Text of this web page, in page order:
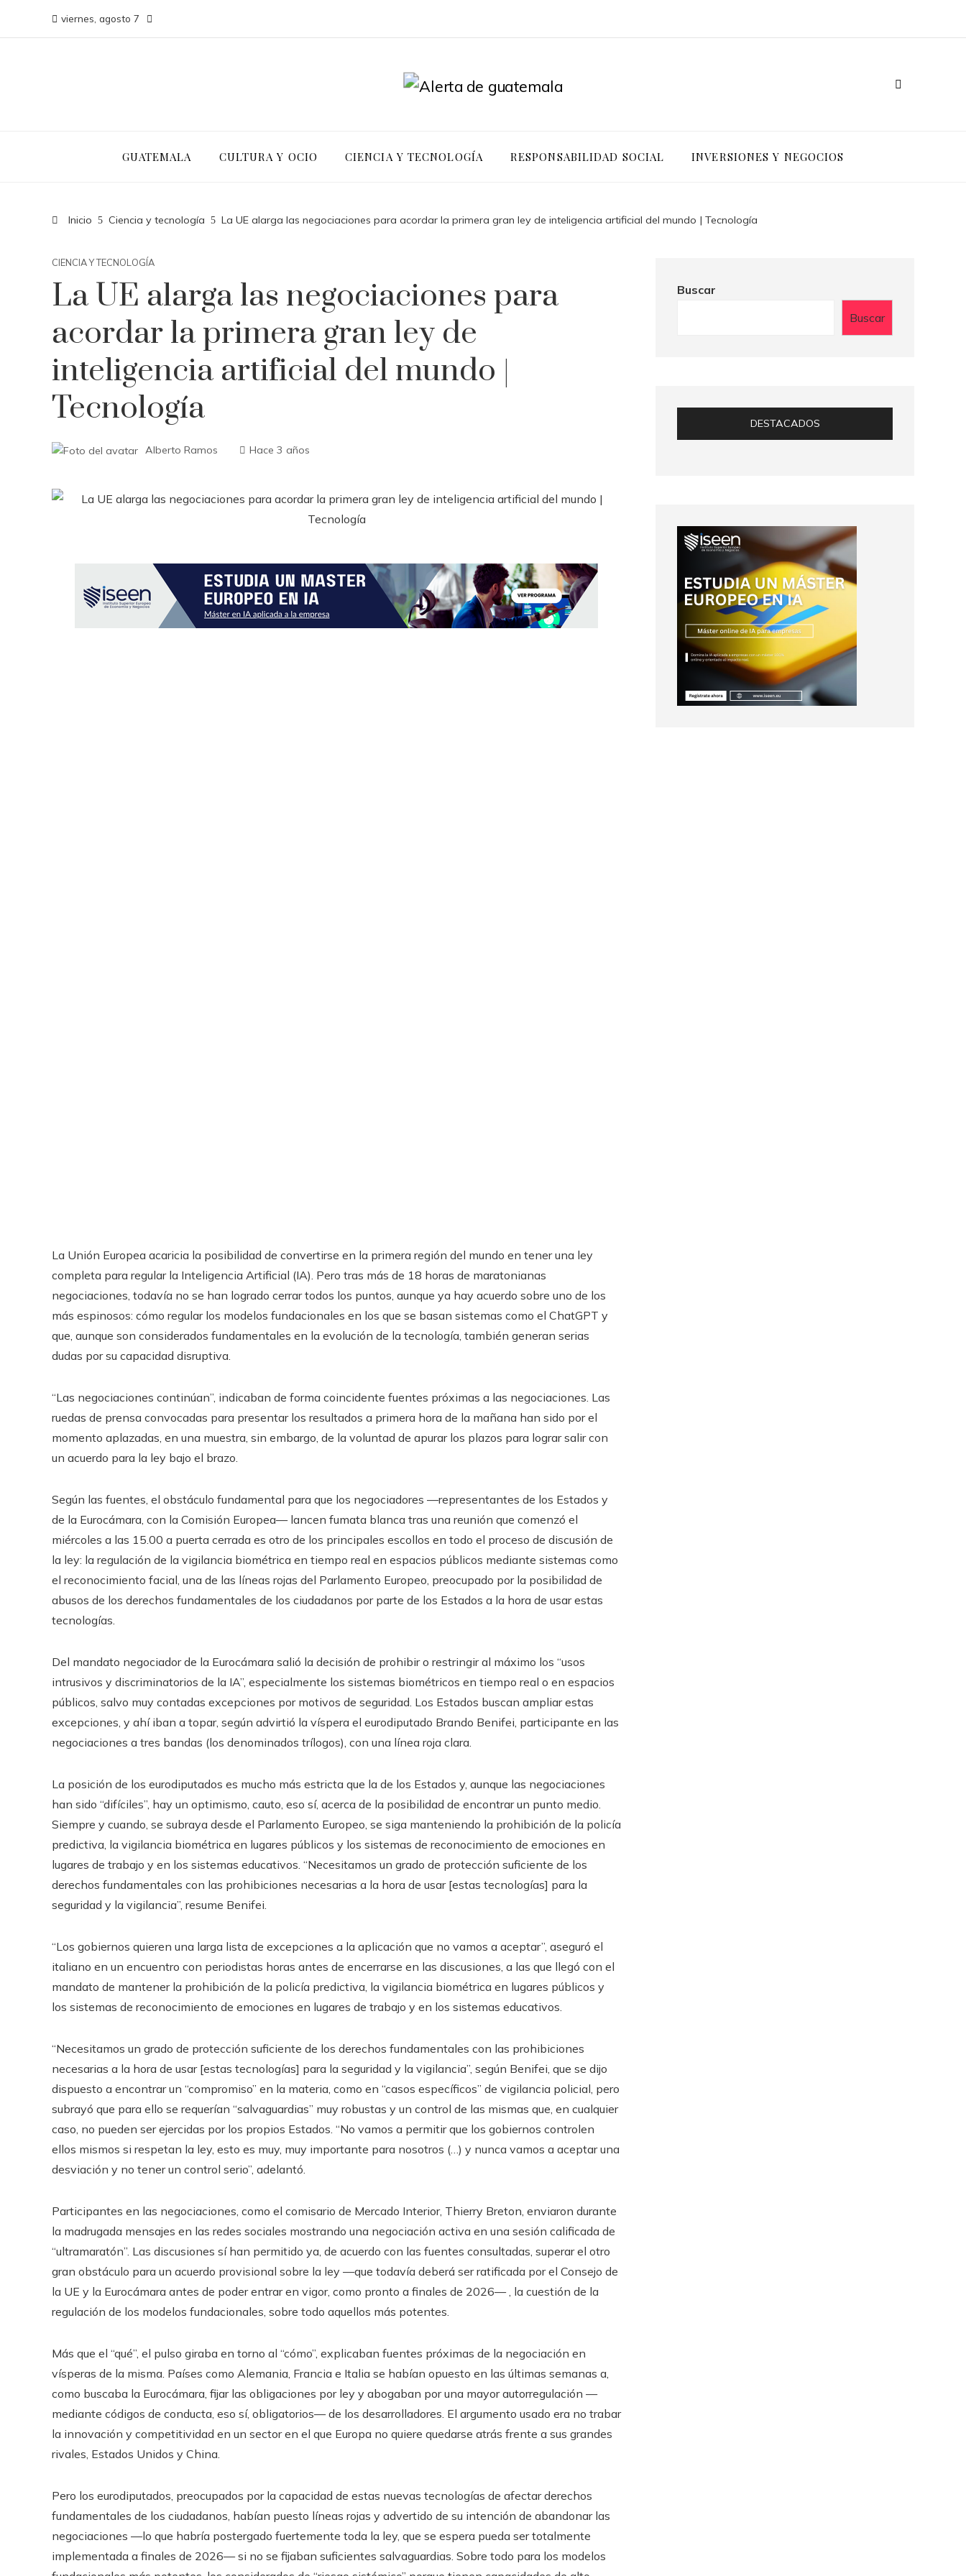
viernes, agosto 7
GUATEMALA CULTURA Y OCIO CIENCIA Y TECNOLOGÍA RESPONSABILIDAD SOCIAL INVERSIONES Y NEGOCIOS
Inicio Ciencia y tecnología La UE alarga las negociaciones para acordar la primera gran ley de inteligencia artificial del mundo | Tecnología
CIENCIA Y TECNOLOGÍA
La UE alarga las negociaciones para
acordar la primera gran ley de
inteligencia artificial del mundo |
Tecnología
Alberto Ramos Hace 3 años
La Unión Europea acaricia la posibilidad de convertirse en la primera región del mundo en tener una ley
completa para regular la Inteligencia Artificial (IA). Pero tras más de 18 horas de maratonianas
negociaciones, todavía no se han logrado cerrar todos los puntos, aunque ya hay acuerdo sobre uno de los
más espinosos: cómo regular los modelos fundacionales en los que se basan sistemas como el ChatGPT y
que, aunque son considerados fundamentales en la evolución de la tecnología, también generan serias
dudas por su capacidad disruptiva.
“Las negociaciones continúan”, indicaban de forma coincidente fuentes próximas a las negociaciones. Las
ruedas de prensa convocadas para presentar los resultados a primera hora de la mañana han sido por el
momento aplazadas, en una muestra, sin embargo, de la voluntad de apurar los plazos para lograr salir con
un acuerdo para la ley bajo el brazo.
Según las fuentes, el obstáculo fundamental para que los negociadores —representantes de los Estados y
de la Eurocámara, con la Comisión Europea— lancen fumata blanca tras una reunión que comenzó el
miércoles a las 15.00 a puerta cerrada es otro de los principales escollos en todo el proceso de discusión de
la ley: la regulación de la vigilancia biométrica en tiempo real en espacios públicos mediante sistemas como
el reconocimiento facial, una de las líneas rojas del Parlamento Europeo, preocupado por la posibilidad de
abusos de los derechos fundamentales de los ciudadanos por parte de los Estados a la hora de usar estas
tecnologías.
Del mandato negociador de la Eurocámara salió la decisión de prohibir o restringir al máximo los “usos
intrusivos y discriminatorios de la IA”, especialmente los sistemas biométricos en tiempo real o en espacios
públicos, salvo muy contadas excepciones por motivos de seguridad. Los Estados buscan ampliar estas
excepciones, y ahí iban a topar, según advirtió la víspera el eurodiputado Brando Benifei, participante en las
negociaciones a tres bandas (los denominados trílogos), con una línea roja clara.
La posición de los eurodiputados es mucho más estricta que la de los Estados y, aunque las negociaciones
han sido “difíciles”, hay un optimismo, cauto, eso sí, acerca de la posibilidad de encontrar un punto medio.
Siempre y cuando, se subraya desde el Parlamento Europeo, se siga manteniendo la prohibición de la policía
predictiva, la vigilancia biométrica en lugares públicos y los sistemas de reconocimiento de emociones en
lugares de trabajo y en los sistemas educativos. “Necesitamos un grado de protección suficiente de los
derechos fundamentales con las prohibiciones necesarias a la hora de usar [estas tecnologías] para la
seguridad y la vigilancia”, resume Benifei.
“Los gobiernos quieren una larga lista de excepciones a la aplicación que no vamos a aceptar”, aseguró el
italiano en un encuentro con periodistas horas antes de encerrarse en las discusiones, a las que llegó con el
mandato de mantener la prohibición de la policía predictiva, la vigilancia biométrica en lugares públicos y
los sistemas de reconocimiento de emociones en lugares de trabajo y en los sistemas educativos.
“Necesitamos un grado de protección suficiente de los derechos fundamentales con las prohibiciones
necesarias a la hora de usar [estas tecnologías] para la seguridad y la vigilancia”, según Benifei, que se dijo
dispuesto a encontrar un “compromiso” en la materia, como en “casos específicos” de vigilancia policial, pero
subrayó que para ello se requerían “salvaguardias” muy robustas y un control de las mismas que, en cualquier
caso, no pueden ser ejercidas por los propios Estados. “No vamos a permitir que los gobiernos controlen
ellos mismos si respetan la ley, esto es muy, muy importante para nosotros (…) y nunca vamos a aceptar una
desviación y no tener un control serio”, adelantó.
Participantes en las negociaciones, como el comisario de Mercado Interior, Thierry Breton, enviaron durante
la madrugada mensajes en las redes sociales mostrando una negociación activa en una sesión calificada de
“ultramaratón”. Las discusiones sí han permitido ya, de acuerdo con las fuentes consultadas, superar el otro
gran obstáculo para un acuerdo provisional sobre la ley —que todavía deberá ser ratificada por el Consejo de
la UE y la Eurocámara antes de poder entrar en vigor, como pronto a finales de 2026— , la cuestión de la
regulación de los modelos fundacionales, sobre todo aquellos más potentes.
Más que el “qué”, el pulso giraba en torno al “cómo”, explicaban fuentes próximas de la negociación en
vísperas de la misma. Países como Alemania, Francia e Italia se habían opuesto en las últimas semanas a,
como buscaba la Eurocámara, fijar las obligaciones por ley y abogaban por una mayor autorregulación —
mediante códigos de conducta, eso sí, obligatorios— de los desarrolladores. El argumento usado era no trabar
la innovación y competitividad en un sector en el que Europa no quiere quedarse atrás frente a sus grandes
rivales, Estados Unidos y China.
Pero los eurodiputados, preocupados por la capacidad de estas nuevas tecnologías de afectar derechos
fundamentales de los ciudadanos, habían puesto líneas rojas y advertido de su intención de abandonar las
negociaciones —lo que habría postergado fuertemente toda la ley, que se espera pueda ser totalmente
implementada a finales de 2026— si no se fijaban suficientes salvaguardias. Sobre todo para los modelos
Buscar
Buscar
DESTACADOS